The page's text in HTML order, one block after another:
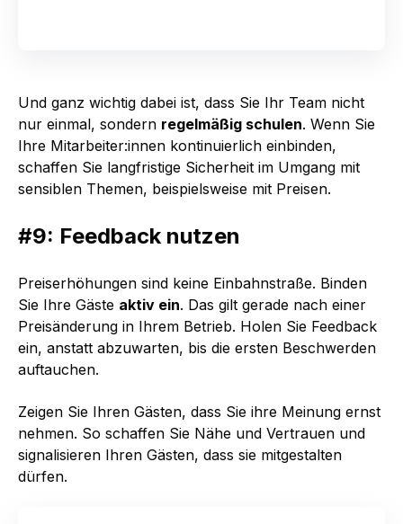
Und ganz wichtig dabei ist, dass Sie Ihr Team nicht
nur einmal, sondern regelmäßig schulen. Wenn Sie
Ihre Mitarbeiter:innen kontinuierlich einbinden,
schaffen Sie langfristige Sicherheit im Umgang mit
sensiblen Themen, beispielsweise mit Preisen.
#9: Feedback nutzen
Preiserhöhungen sind keine Einbahnstraße. Binden
Sie Ihre Gäste aktiv ein. Das gilt gerade nach einer
Preisänderung in Ihrem Betrieb. Holen Sie Feedback
ein, anstatt abzuwarten, bis die ersten Beschwerden
auftauchen.
Zeigen Sie Ihren Gästen, dass Sie ihre Meinung ernst
nehmen. So schaffen Sie Nähe und Vertrauen und
signalisieren Ihren Gästen, dass sie mitgestalten
dürfen.